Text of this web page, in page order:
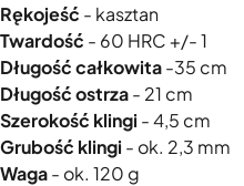
Rękojeść - kasztan
Twardość - 60 HRC +/- 1
Długość całkowita-35 cm
Długość ostrza- 21 cm
Szerokość klingi - 4,5 cm
Grubość klingi - ok. 2,3 mm
Waga- ok. 120 g